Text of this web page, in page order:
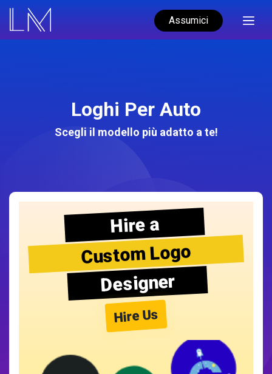
Assumici
Loghi Per Auto
Scegli il modello più adatto a te!
Hire a
Custom Logo
Designer
Hire Us